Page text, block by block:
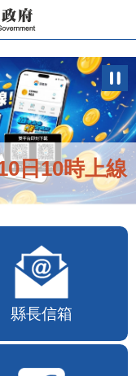
日10時上線
縣長信箱